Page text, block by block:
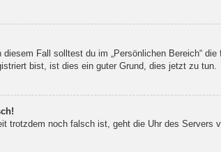
Fall solltest du im „Persönlichen Bereich“
bist, ist dies ein guter Grund, dies jetzt zu tun.
noch falsch ist, geht die Uhr des